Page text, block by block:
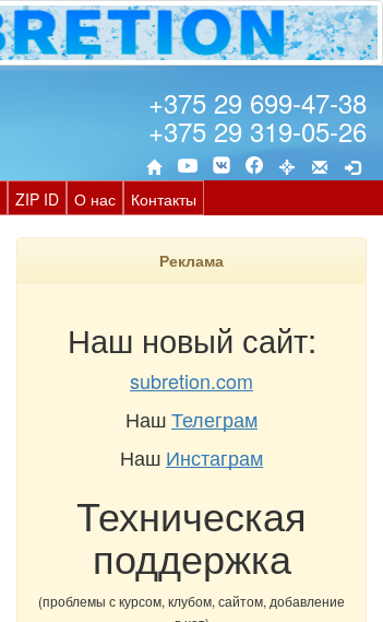
+375 29 699-47-38
+375 29 319-05-26
ZIP ID О нас Контакты
Реклама
Наш новый сайт:
subretion.com
НашТелеграм
Наш Инстаграм
Техническая
поддержка
(проблемы с курсом, клубом, сайтом, добавление